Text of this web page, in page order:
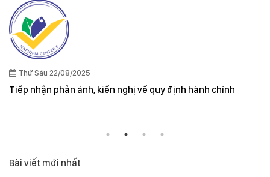
nghị về quy định hành chính
Bài viết mới nhất